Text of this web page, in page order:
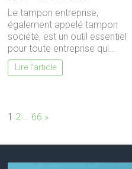
Le tampon entreprise,
également appelé tampon
société, est un outil essentiel
pour toute entreprise qui…
Lire l'article
Page:
1 2 66 Next
»